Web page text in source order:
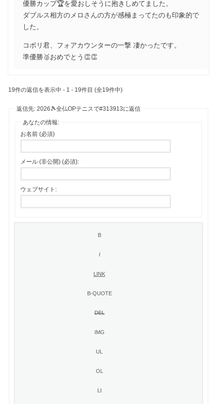
優勝カップ🏆を愛おしそうに抱きしめてました。
ダブルス相方のメロさんの方が感極まってたのも印象的で
した。
コボリ君、フォアカウンターの一撃 凄かったです。
準優勝🥈おめでとう👏👏
19件の返信を表示中 - 1 - 19件目 (全19件中)
返信先: 2026🎾全仏OPテニスで#313913に返信
あなたの情報:
お名前 (必須)
メール (非公開) (必須):
ウェブサイト: